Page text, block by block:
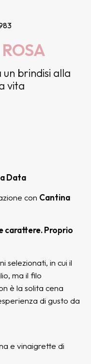
un brindisi alla
vita
Data
con Cantina
carattere. Proprio
selezionati, in cui il
ma il filo
è la solita cena
di gusto da
e vinaigrette di